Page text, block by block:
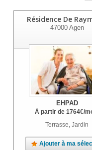
Résidence De
47000Agen
EHPAD
À partir de 1764€/
Terrasse, Jardin
Ajouter à ma